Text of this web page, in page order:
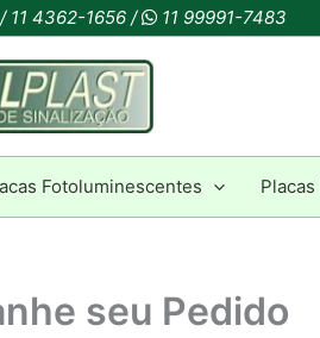
11 4362-1656 / 11 99991-7483
Fotoluminescentes
seu Pedido